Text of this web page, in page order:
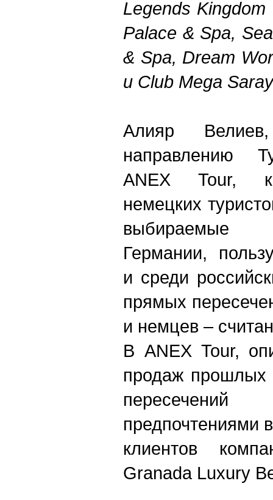
Legends Kingdom
Palace & Spa,
& Spa, Dream
и Club Mega
Алияр
направлению
ANEX Tour,
немецких
выбираемые
Германии,
и среди
прямых
и немцев –
В ANEX Tour,
продаж прошлых
предпочтениями
клиентов
Granada Luxury